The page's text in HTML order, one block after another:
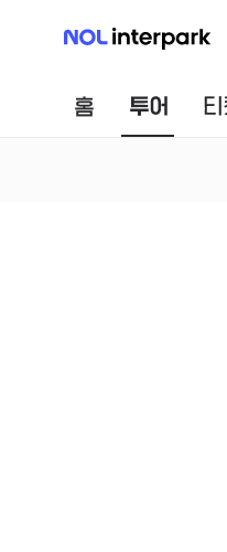
NOL 인터파크
홈 투어